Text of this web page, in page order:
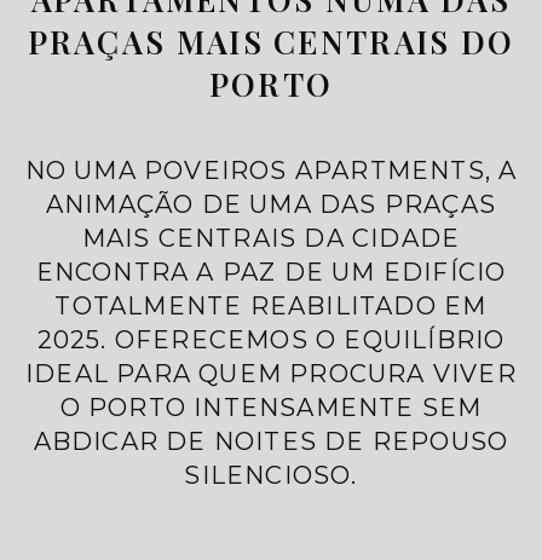
PRAÇAS MAIS CENTRAIS DO
PORTO
NO UMA POVEIROS APARTMENTS, A
ANIMAÇÃO DE UMA DAS PRAÇAS
MAIS CENTRAIS DA CIDADE
ENCONTRA A PAZ DE UM EDIFÍCIO
TOTALMENTE REABILITADO EM
2025. OFERECEMOS O EQUILÍBRIO
IDEAL PARA QUEM PROCURA VIVER
O PORTO INTENSAMENTE SEM
ABDICAR DE NOITES DE REPOUSO
SILENCIOSO.